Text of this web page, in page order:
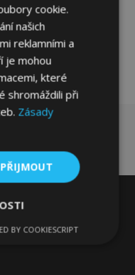
k
oblíbeným
cookie.
našich
reklamními a
je mohou
které
shromáždili při
Zásady
Soubory
BY COOKIESCRIPT